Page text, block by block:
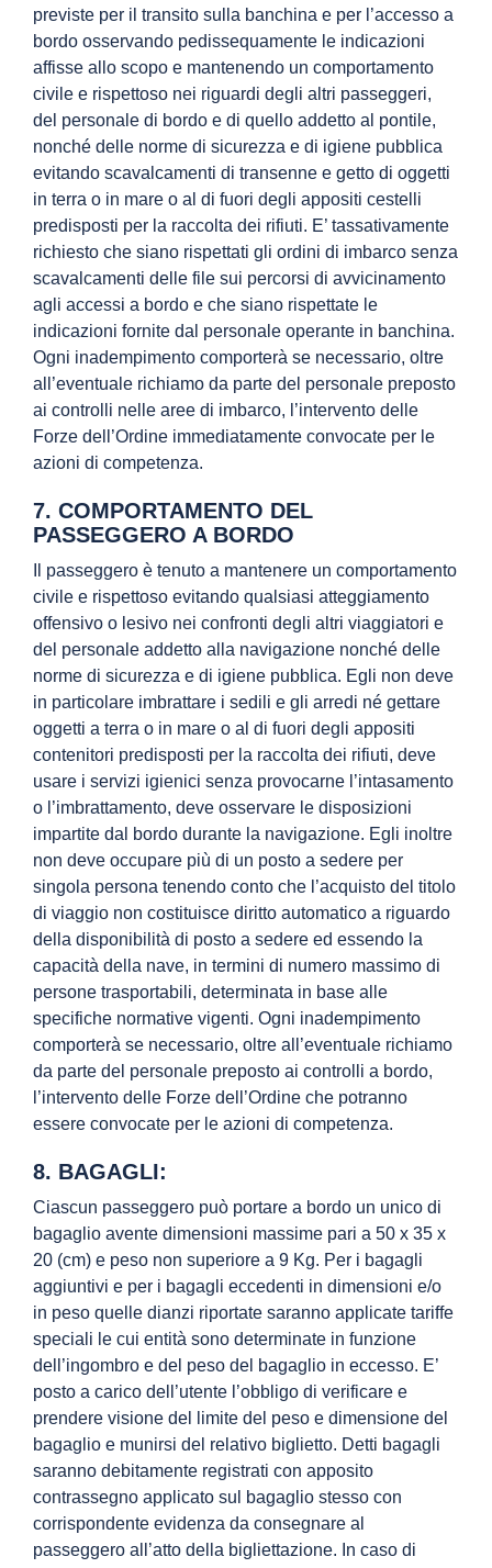
previste per il transito sulla banchina e per l’accesso a
bordo osservando pedissequamente le indicazioni
affisse allo scopo e mantenendo un comportamento
civile e rispettoso nei riguardi degli altri passeggeri,
del personale di bordo e di quello addetto al pontile,
nonché delle norme di sicurezza e di igiene pubblica
evitando scavalcamenti di transenne e getto di oggetti
in terra o in mare o al di fuori degli appositi cestelli
predisposti per la raccolta dei rifiuti. E’ tassativamente
richiesto che siano rispettati gli ordini di imbarco senza
scavalcamenti delle file sui percorsi di avvicinamento
agli accessi a bordo e che siano rispettate le
indicazioni fornite dal personale operante in banchina.
Ogni inadempimento comporterà se necessario, oltre
all’eventuale richiamo da parte del personale preposto
ai controlli nelle aree di imbarco, l’intervento delle
Forze dell’Ordine immediatamente convocate per le
azioni di competenza.
7. COMPORTAMENTO DEL
PASSEGGERO A BORDO
Il passeggero è tenuto a mantenere un comportamento
civile e rispettoso evitando qualsiasi atteggiamento
offensivo o lesivo nei confronti degli altri viaggiatori e
del personale addetto alla navigazione nonché delle
norme di sicurezza e di igiene pubblica. Egli non deve
in particolare imbrattare i sedili e gli arredi né gettare
oggetti a terra o in mare o al di fuori degli appositi
contenitori predisposti per la raccolta dei rifiuti, deve
usare i servizi igienici senza provocarne l’intasamento
o l’imbrattamento, deve osservare le disposizioni
impartite dal bordo durante la navigazione. Egli inoltre
non deve occupare più di un posto a sedere per
singola persona tenendo conto che l’acquisto del titolo
di viaggio non costituisce diritto automatico a riguardo
della disponibilità di posto a sedere ed essendo la
capacità della nave, in termini di numero massimo di
persone trasportabili, determinata in base alle
specifiche normative vigenti. Ogni inadempimento
comporterà se necessario, oltre all’eventuale richiamo
da parte del personale preposto ai controlli a bordo,
l’intervento delle Forze dell’Ordine che potranno
essere convocate per le azioni di competenza.
8. BAGAGLI:
Ciascun passeggero può portare a bordo un unico di
bagaglio avente dimensioni massime pari a 50 x 35 x
20 (cm) e peso non superiore a 9 Kg. Per i bagagli
aggiuntivi e per i bagagli eccedenti in dimensioni e/o
in peso quelle dianzi riportate saranno applicate tariffe
speciali le cui entità sono determinate in funzione
dell’ingombro e del peso del bagaglio in eccesso. E’
posto a carico dell’utente l’obbligo di verificare e
prendere visione del limite del peso e dimensione del
bagaglio e munirsi del relativo biglietto. Detti bagagli
saranno debitamente registrati con apposito
contrassegno applicato sul bagaglio stesso con
corrispondente evidenza da consegnare al
passeggero all’atto della bigliettazione. In caso di